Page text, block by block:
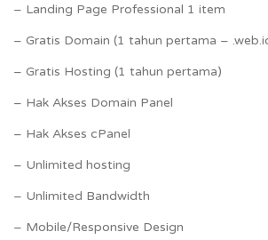
– Landing Page Professional 1 item
– Gratis Domain (1 tahun pertama –
– Gratis Hosting (1 tahun pertama)
– Hak Akses Domain Panel
– Hak Akses cPanel
– Unlimited hosting
– Unlimited Bandwidth
– Mobile/Responsive Design